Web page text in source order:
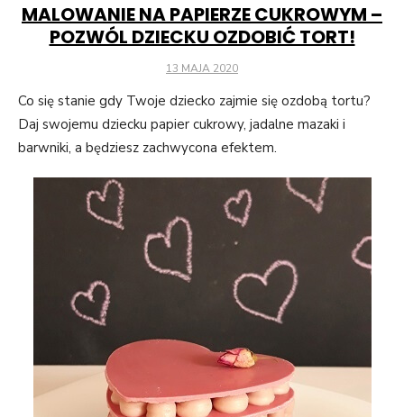
MALOWANIE NA PAPIERZE CUKROWYM –
POZWÓL DZIECKU OZDOBIĆ TORT!
POSTED
13 MAJA 2020
Co się stanie gdy Twoje dziecko zajmie się ozdobą tortu?
Daj swojemu dziecku papier cukrowy, jadalne mazaki i
barwniki, a będziesz zachwycona efektem.